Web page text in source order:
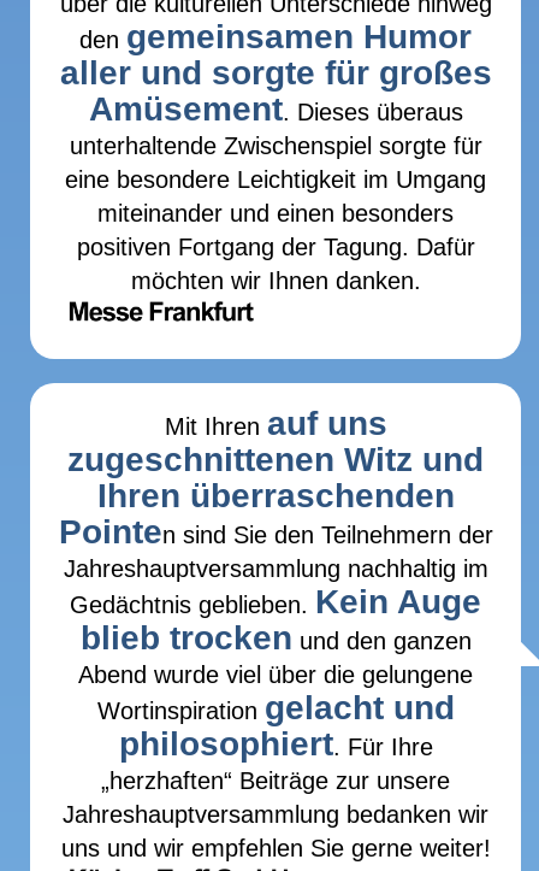
den gemeinsamen Humor
aller und sorgte für großes
Amüsement. Dieses überaus
unterhaltende Zwischenspiel sorgte für
eine besondere Leichtigkeit im Umgang
miteinander und einen besonders
positiven Fortgang der Tagung. Dafür
möchten wir Ihnen danken.
Mit Ihren auf uns
zugeschnittenen Witz und
Ihren überraschenden
Pointen sind Sie den Teilnehmern der
Jahreshauptversammlung nachhaltig im
Gedächtnis geblieben. Kein Auge
blieb trocken und den ganzen
Abend wurde viel über die gelungene
Wortinspiration gelacht und
philosophiert. Für Ihre
„herzhaften“ Beiträge zur unsere
Jahreshauptversammlung bedanken wir
uns und wir empfehlen Sie gerne weiter!